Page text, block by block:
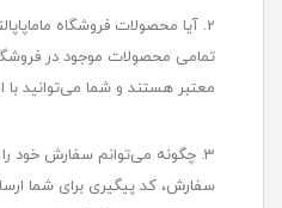
2. آیا محصولات فروشگاه
تمامی محصولات موجود در فروشگاه
معتبر هستند و شما می‌توانید با
3. چگونه می‌توانم سفارش خود
سفارش، کد پیگیری برای شما